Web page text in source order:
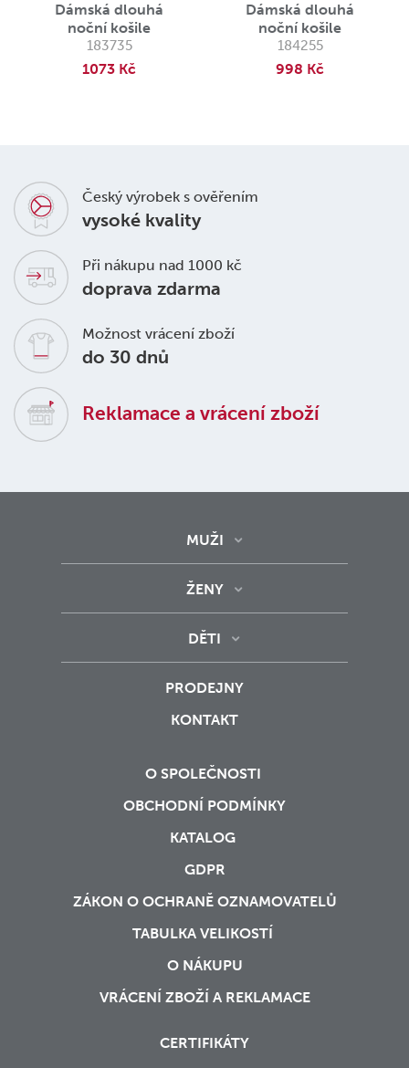
Dámská dlouhá
noční košile
183735
1073 Kč
Dámská dlouhá
noční košile
184255
998 Kč
Český výrobek s ověřením
vysoké kvality
Při nákupu nad 1000 kč
doprava zdarma
Možnost vrácení zboží
do 30 dnů
Reklamace a vrácení zboží
MUŽI
ŽENY
DĚTI
PRODEJNY
KONTAKT
O SPOLEČNOSTI
OBCHODNÍ PODMÍNKY
KATALOG
GDPR
ZÁKON O OCHRANĚ OZNAMOVATELŮ
TABULKA VELIKOSTÍ
O NÁKUPU
VRÁCENÍ ZBOŽÍ A REKLAMACE
CERTIFIKÁTY